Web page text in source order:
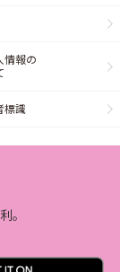
情報の
標識
。